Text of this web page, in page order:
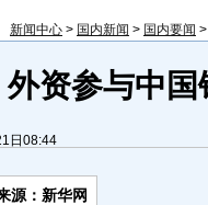
新闻中心 > 国内新闻 > 国内要闻 >
资参与中
日08:44
源：新华网